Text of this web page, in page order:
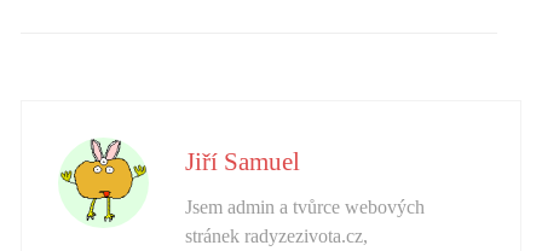
Jiří Samuel
Jsem admin a tvůrce webových
stránek radyzezivota.cz,